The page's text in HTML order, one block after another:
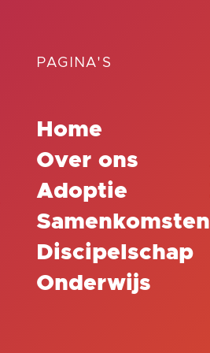
PAGINA'S
Home
Over ons
Adoptie
Samenkomsten
Discipelschap
Onderwijs